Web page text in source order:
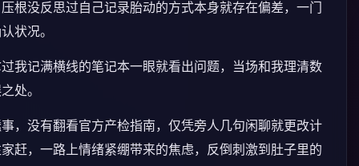
根没反思过自己记录胎动的方式本身就存在偏差，一门
状况。
我记满横线的笔记本一眼就看出问题，当场和我理清数
处。
，没有翻看官方产检指南，仅凭旁人几句闲聊就更改计
赶，一路上情绪紧绷带来的焦虑，反倒刺激到肚子里的